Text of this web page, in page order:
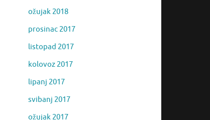
ožujak 2018
prosinac 2017
listopad 2017
kolovoz 2017
lipanj 2017
svibanj 2017
ožujak 2017